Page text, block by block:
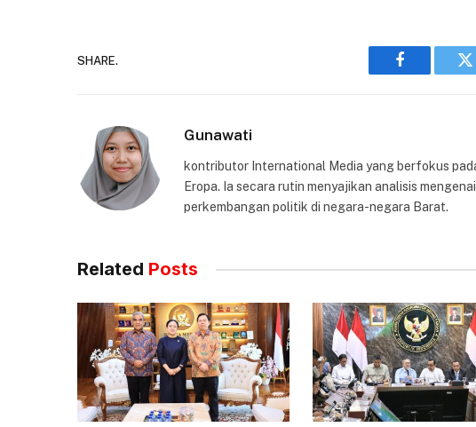
SHARE.
Facebook
Gunawati
kontributor International Media yang berfokus
Eropa. Ia secara rutin menyajikan analisis
perkembangan politik di negara-negara Barat.
Related Posts